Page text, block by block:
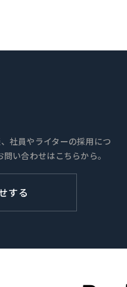
社員やライターの採用につ
い合わせはこちらから。
する